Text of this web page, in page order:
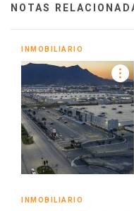
NOTAS
INMOBILIARIO
INMOBILIARIO